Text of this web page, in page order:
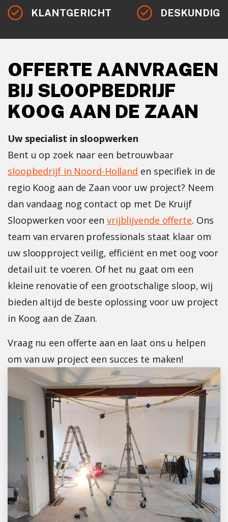
KLANTGERICHT DESKUNDIG
OFFERTE AANVRAGEN
BIJ SLOOPBEDRIJF
KOOG AAN DE ZAAN
Uw specialist in sloopwerken
Bent u op zoek naar een betrouwbaar
sloopbedrijf in Noord-Holland en specifiek in de
regio Koog aan de Zaan voor uw project? Neem
dan vandaag nog contact op met De Kruijf
Sloopwerken voor een vrijblijvende offerte. Ons
team van ervaren professionals staat klaar om
uw sloopproject veilig, efficiënt en met oog voor
detail uit te voeren. Of het nu gaat om een
kleine renovatie of een grootschalige sloop, wij
bieden altijd de beste oplossing voor uw project
in Koog aan de Zaan.
Vraag nu een offerte aan en laat ons u helpen
om van uw project een succes te maken!